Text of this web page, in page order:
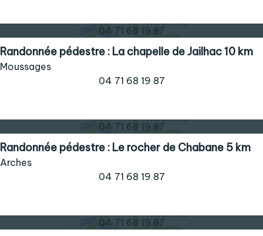
04 71 68 19 87
Randonnée pédestre : La chapelle de Jailhac 10 km
Moussages
04 71 68 19 87
04 71 68 19 87
Randonnée pédestre : Le rocher de Chabane 5 km
Arches
04 71 68 19 87
04 71 68 19 87